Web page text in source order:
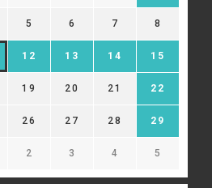
5 6 7 8
12 13 14 15
19 20 21 22
26 27 28 29
2 3 4 5